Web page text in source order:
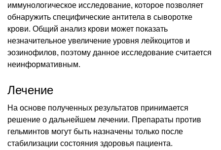
иммунологическое исследование, которое позволяет
обнаружить специфические антитела в сыворотке
крови. Общий анализ крови может показать
незначительное увеличение уровня лейкоцитов и
эозинофилов, поэтому данное исследование считается
неинформативным.
Лечение
На основе полученных результатов принимается
решение о дальнейшем лечении. Препараты против
гельминтов могут быть назначены только после
стабилизации состояния здоровья пациента.